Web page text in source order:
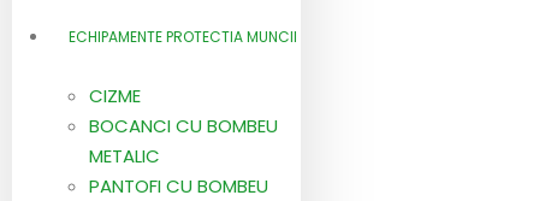
ECHIPAMENTE PROTECTIA MUNCII
CIZME
BOCANCI CU BOMBEU
METALIC
PANTOFI CU BOMBEU